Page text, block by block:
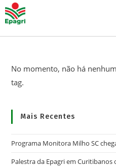
No momento, não há
tag.
Mais Recentes
Programa Monitora Milho SC
Palestra da Epagri em